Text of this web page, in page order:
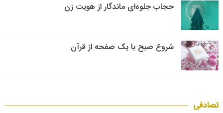
حجاب جلوه‌ای ماندگار از هویت زن
شروع صبح با یک صفحه از قرآن
تصادفی